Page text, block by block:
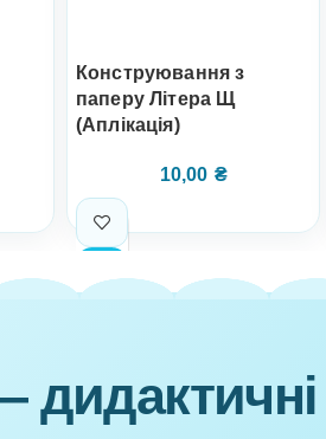
Конструювання з
паперу Літера Щ
(Аплікація)
10,00 ₴
дидактичні